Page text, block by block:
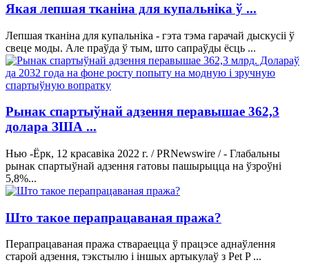
Якая лепшая тканіна для купальніка ў ...
Лепшая тканіна для купальніка - гэта тэма гарачай дыскусіі ў
свеце моды. Але праўда ў тым, што сапраўды ёсць ...
Рынак спартыўнай адзення перавышае 362,3
долара ЗША ...
Нью -Ёрк, 12 красавіка 2022 г. / PRNewswire / - Глабальны
рынак спартыўнай адзення гатовы пашырыцца на ўзроўні
5,8%...
Што такое перапрацаваная пража?
Перапрацаваная пража ствараецца ў працэсе аднаўлення
старой адзення, тэкстылю і іншых артыкулаў з Pet P ...